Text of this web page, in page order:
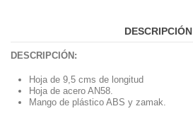
DESCRIPCIÓN
DESCRIPCIÓN:
Hoja de 9,5 cms de longitud
Hoja de acero AN58.
Mango de plástico ABS y zamak.